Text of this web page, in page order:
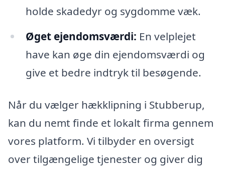
holde skadedyr og sygdomme væk.
Øget ejendomsværdi: En velplejet
have kan øge din ejendomsværdi og
give et bedre indtryk til besøgende.
Når du vælger hækklipning i Stubberup,
kan du nemt finde et lokalt firma gennem
vores platform. Vi tilbyder en oversigt
over tilgængelige tjenester og giver dig